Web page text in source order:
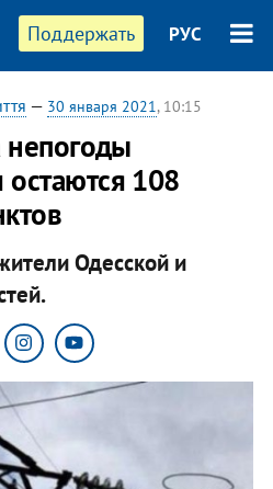
Поддержать РУС
— 30 января 2021, 10:15
непогоды
108
Одесской и